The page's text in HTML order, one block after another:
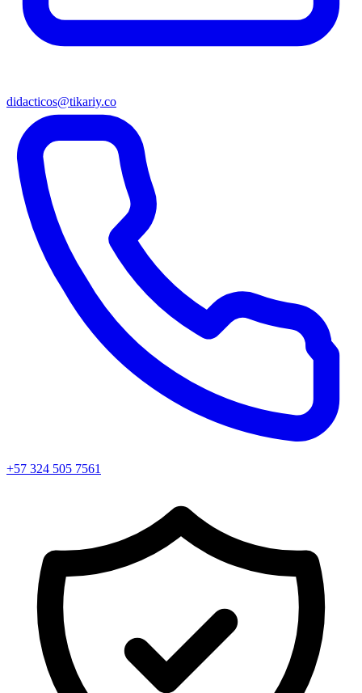
didacticos@tikariy.co
+57 324 505 7561